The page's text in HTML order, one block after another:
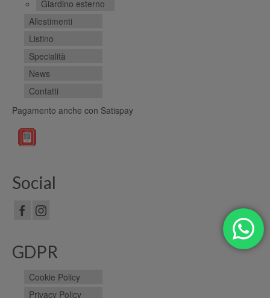
Giardino esterno
Allestimenti
Listino
Specialità
News
Contatti
Pagamento anche con Satispay
Social
GDPR
Cookie Policy
Privacy Policy